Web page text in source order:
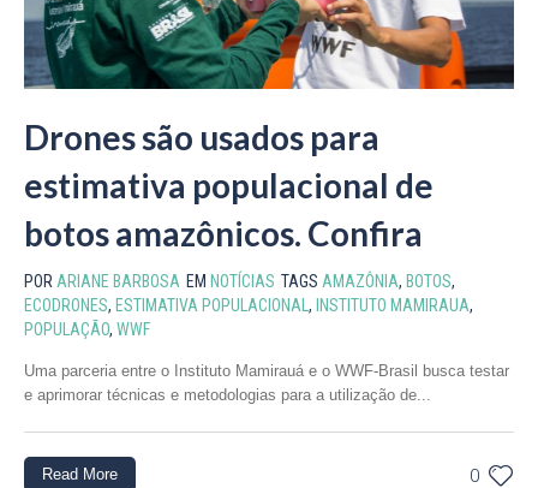
Drones são usados para
estimativa populacional de
botos amazônicos. Confira
POR ARIANE BARBOSA EM NOTÍCIAS TAGS AMAZÔNIA, BOTOS,
ECODRONES, ESTIMATIVA POPULACIONAL , INSTITUTO MAMIRAUA,
POPULAÇÃO, WWF
Uma parceria entre o Instituto Mamirauá e o WWF-Brasil busca testar
e aprimorar técnicas e metodologias para a utilização de...
0
Read More